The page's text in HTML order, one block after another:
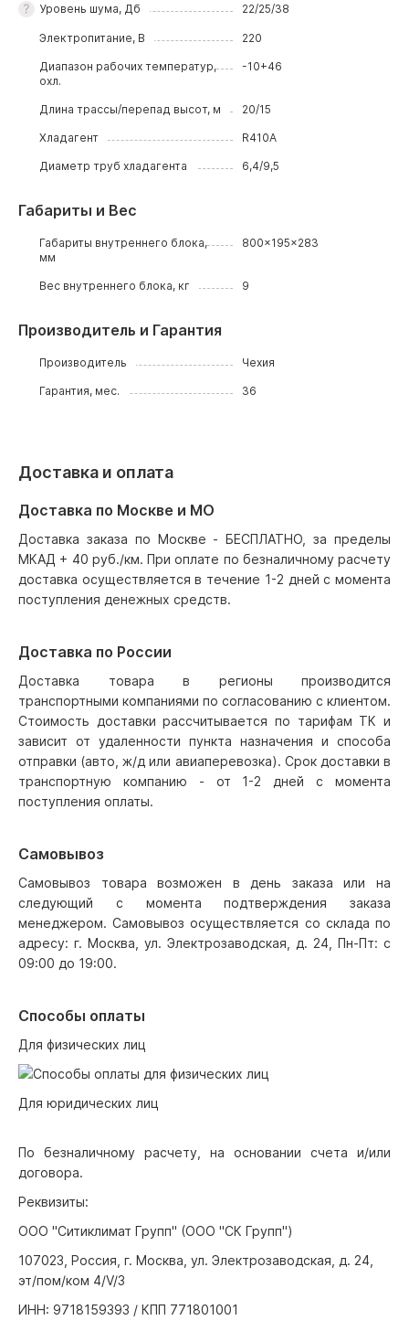
Уровень шума, Дб 22/25/38
Электропитание, В 220
Диапазон рабочих температур,
охл.
-10+46
Длина трассы/перепад высот, м 20/15
Хладагент R410A
Диаметр труб хладагента 6,4/9,5
Габариты и Вес
Габариты внутреннего блока,
мм
800x195x283
Вес внутреннего блока, кг 9
Производитель и Гарантия
Производитель Чехия
Гарантия, мес. 36
Доставка и оплата
Доставка по Москве и МО
Доставка заказа по Москве - БЕСПЛАТНО, за пределы
МКАД + 40 руб./км. При оплате по безналичному расчету
доставка осуществляется в течение 1-2 дней с момента
поступления денежных средств.
Доставка по России
Доставка товара в регионы производится
транспортными компаниями по согласованию с клиентом.
Стоимость доставки рассчитывается по тарифам ТК и
зависит от удаленности пункта назначения и способа
отправки (авто, ж/д или авиаперевозка). Срок доставки в
транспортную компанию - от 1-2 дней с момента
поступления оплаты.
Самовывоз
Самовывоз товара возможен в день заказа или на
следующий с момента подтверждения заказа
менеджером. Самовывоз осуществляется со склада по
адресу: г. Москва, ул. Электрозаводская, д. 24, Пн-Пт: с
09:00 до 19:00.
Способы оплаты
Для физических лиц
Для юридических лиц
По безналичному расчету, на основании счета и/или
договора.
Реквизиты:
ООО "Ситиклимат Групп" (ООО "СК Групп")
107023, Россия, г. Москва, ул. Электрозаводская, д. 24,
эт/пом/ком 4/V/3
ИНН: 9718159393 / КПП 771801001